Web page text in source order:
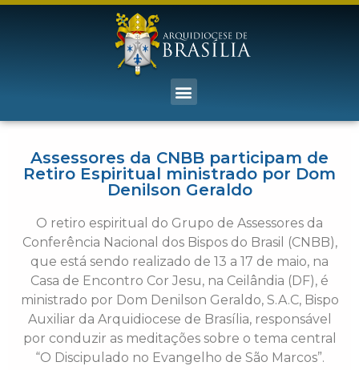
Assessores da CNBB participam de
Retiro Espiritual ministrado por Dom
Denilson Geraldo
O retiro espiritual do Grupo de Assessores da
Conferência Nacional dos Bispos do Brasil (CNBB),
que está sendo realizado de 13 a 17 de maio, na
Casa de Encontro Cor Jesu, na Ceilândia (DF), é
ministrado por Dom Denilson Geraldo, S.A.C, Bispo
Auxiliar da Arquidiocese de Brasília, responsável
por conduzir as meditações sobre o tema central
“O Discipulado no Evangelho de São Marcos”.